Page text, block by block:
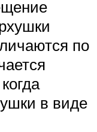
по
в виде